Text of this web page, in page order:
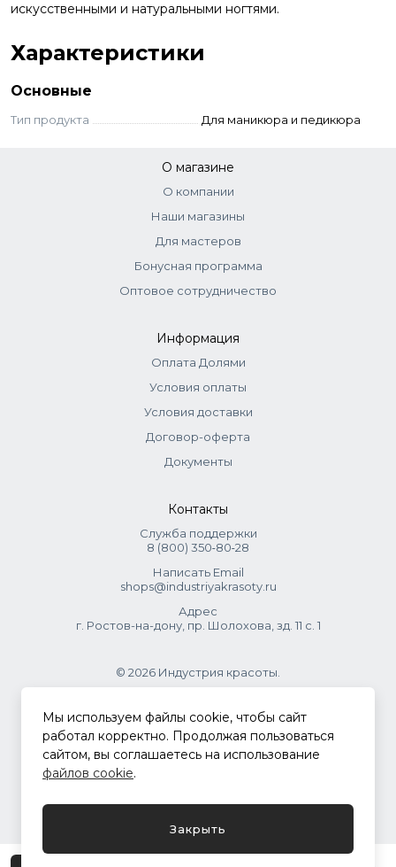
искусственными и натуральными ногтями.
Характеристики
Основные
Тип продукта Для маникюра и педикюра
О магазине
О компании
Наши магазины
Для мастеров
Бонусная программа
Оптовое сотрудничество
Информация
Оплата Долями
Условия оплаты
Условия доставки
Договор-оферта
Документы
Контакты
Служба поддержки
8 (800) 350‑80‑28
Написать Email
shops@industriyakrasoty.ru
Адрес
г. Ростов-на-дону, пр. Шолохова, зд. 11 с. 1
© 2026 Индустрия красоты.
.
Политика конфиденциальности
Мы используем файлы cookie, чтобы сайт
работал корректно. Продолжая пользоваться
сайтом, вы соглашаетесь на использование
файлов cookie.
Закрыть